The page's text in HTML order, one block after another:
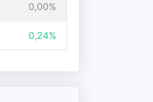
0,00%
0,24%